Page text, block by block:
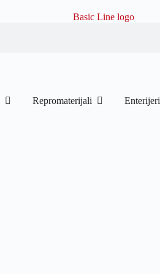
Repromaterijali Enterijeri